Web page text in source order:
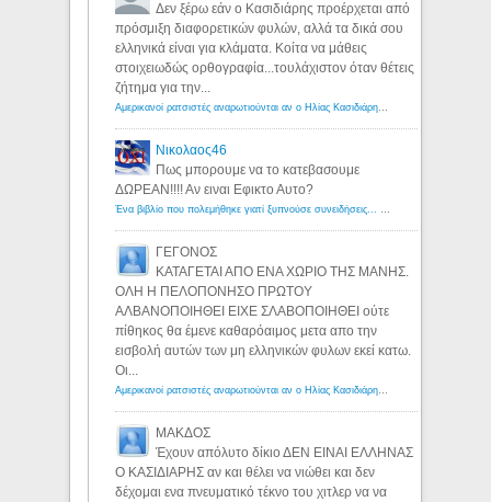
Δεν ξέρω εάν ο Κασιδιάρης προέρχεται από
πρόσμιξη διαφορετικών φυλών, αλλά τα δικά σου
ελληνικά είναι για κλάματα. Κοίτα να μάθεις
στοιχειωδώς ορθογραφία...τουλάχιστον όταν θέτεις
ζήτημα για την...
Αμερικανοί ρατσιστές αναρωτιούνται αν ο Ηλίας Κασιδιάρης ανήκει στη λευκή φυλή... - Λόγιος Ερμής
Νικολαος46
Πως μπορουμε να το κατεβασουμε
ΔΩΡΕΑΝ!!!! Αν ειναι Εφικτο Αυτο?
Ένα βιβλίο που πολεμήθηκε γιατί ξυπνούσε συνειδήσεις... - Λόγιος Ερμής | Η γνώση ξεκινάει με την αναζήτηση...
ΓΕΓΟΝΟΣ
ΚΑΤΑΓΕΤΑΙ ΑΠΟ ΕΝΑ ΧΩΡΙΟ ΤΗΣ ΜΑΝΗΣ.
ΟΛΗ Η ΠΕΛΟΠΟΝΗΣΟ ΠΡΩΤΟΥ
ΑΛΒΑΝΟΠΟΙΗΘΕΙ ΕΙΧΕ ΣΛΑΒΟΠΟΙΗΘΕΙ ούτε
πίθηκος θα έμενε καθαρόαιμος μετα απο την
εισβολή αυτών των μη ελληνικών φυλων εκεί κατω.
Οι...
Αμερικανοί ρατσιστές αναρωτιούνται αν ο Ηλίας Κασιδιάρης ανήκει στη λευκή φυλή... - Λόγιος Ερμής
ΜΑΚΔΟΣ
Έχουν απόλυτο δίκιο ΔΕΝ ΕΙΝΑΙ ΕΛΛΗΝΑΣ
Ο ΚΑΣΙΔΙΑΡΗΣ αν και θέλει να νιώθει και δεν
δέχομαι ενα πνευματικό τέκνο του χιτλερ να να